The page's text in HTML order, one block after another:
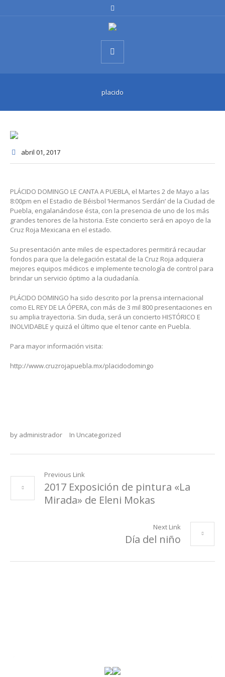
placido
abril 01 , 2017
PLÁCIDO DOMINGO LE CANTA A PUEBLA, el Martes 2 de Mayo a las
8:00pm en el Estadio de Béisbol ‘Hermanos Serdán’ de la Ciudad de
Puebla, engalanándose ésta, con la presencia de uno de los más
grandes tenores de la historia. Este concierto será en apoyo de la
Cruz Roja Mexicana en el estado.
Su presentación ante miles de espectadores permitirá recaudar
fondos para que la delegación estatal de la Cruz Roja adquiera
mejores equipos médicos e implemente tecnología de control para
brindar un servicio óptimo a la ciudadanía.
PLÁCIDO DOMINGO ha sido descrito por la prensa internacional
como EL REY DE LA ÓPERA, con más de 3 mil 800 presentaciones en
su amplia trayectoria. Sin duda, será un concierto HISTÓRICO E
INOLVIDABLE y quizá el último que el tenor cante en Puebla.
Para mayor información visita:
http://www.cruzrojapuebla.mx/placidodomingo
by administrador In Uncategorized
Previous Link
2017 Exposición de pintura «La
Mirada» de Eleni Mokas
Next Link
Día del niño